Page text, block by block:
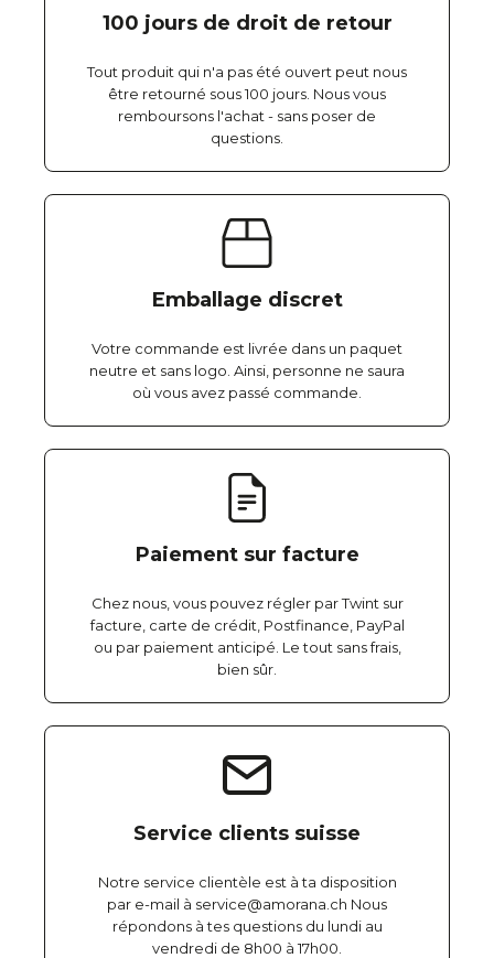
100 jours de droit de retour
Tout produit qui n'a pas été ouvert peut nous
être retourné sous 100 jours. Nous vous
remboursons l'achat - sans poser de
questions.
Emballage discret
Votre commande est livrée dans un paquet
neutre et sans logo. Ainsi, personne ne saura
où vous avez passé commande.
Paiement sur facture
Chez nous, vous pouvez régler par Twint sur
facture, carte de crédit, Postfinance, PayPal
ou par paiement anticipé. Le tout sans frais,
bien sûr.
Service clients suisse
Notre service clientèle est à ta disposition
par e-mail à service@amorana.ch Nous
répondons à tes questions du lundi au
vendredi de 8h00 à 17h00.